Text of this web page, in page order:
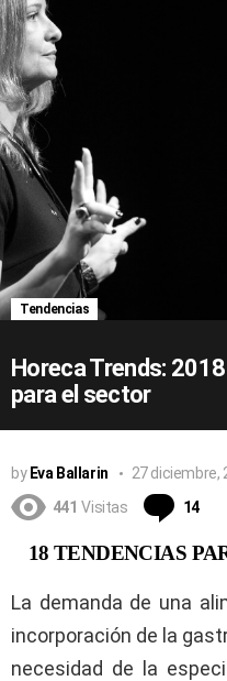
Tendencias
Horeca Trends:
para el sector
by Eva Ballarin
27 diciembre,
441 Visitas 14
18 TENDENCIAS
La demanda de una
incorporación de la
necesidad de la